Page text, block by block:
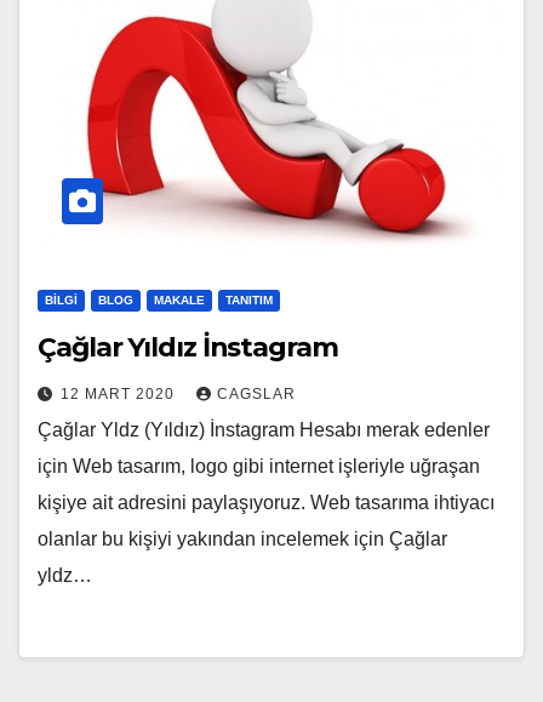
BILGI BLOG MAKALE TANITIM
Çağlar Yıldız İnstagram
12 MART 2020 CAGSLAR
Çağlar Yldz (Yıldız) İnstagram Hesabı merak edenler
için Web tasarım, logo gibi internet işleriyle uğraşan
kişiye ait adresini paylaşıyoruz. Web tasarıma ihtiyacı
olanlar bu kişiyi yakından incelemek için Çağlar
yldz…